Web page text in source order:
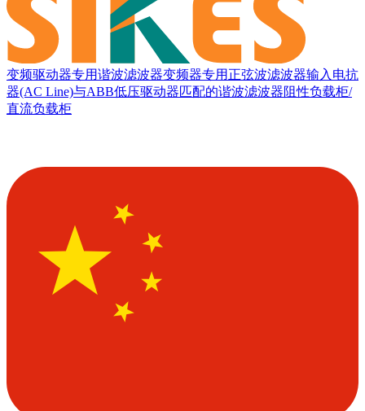
变频驱动器专用谐波滤波器变频器专用正弦波滤波器输入电抗
器(AC Line)与ABB低压驱动器匹配的谐波滤波器阻性负载柜/
直流负载柜